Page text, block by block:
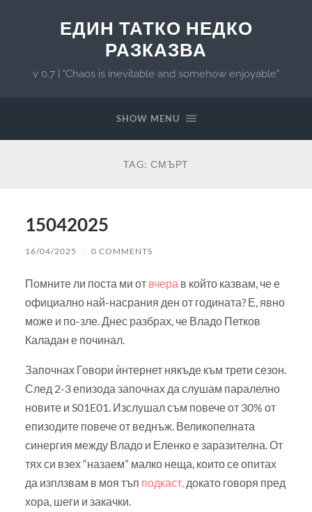
ЕДИН ТАТКО НЕДКО
РАЗКАЗВА
v 0.7 | "Chaos is inevitable and somehow enjoyable"
SHOW MENU
TAG: СМЪРТ
15042025
16/04/2025 / 0 COMMENTS
Помните ли поста ми от вчера в който казвам, че е
официално най-насрания ден от годината? Е, явно
може и по-зле. Днес разбрах, че Владо Петков
Каладан е починал.
Започнах Говори ѝнтернет някъде към трети сезон.
След 2-3 епизода започнах да слушам паралелно
новите и S01E01. Изслушал съм повече от 30% от
епизодите повече от веднъж. Великопелната
синергия между Владо и Еленко е заразителна. От
тях си взех “назаем” малко неща, които се опитах
да изплзвам в моя тъп подкаст, докато говоря пред
хора, шеги и закачки.